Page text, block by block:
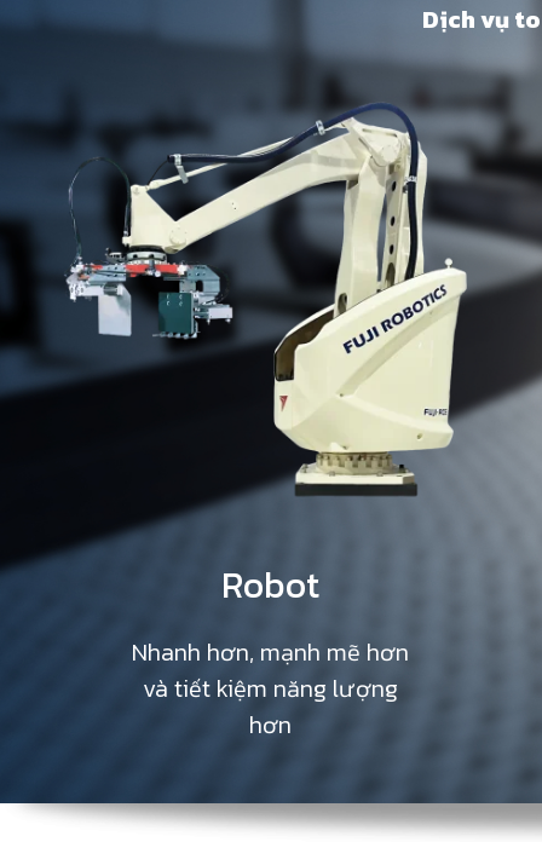
Dịch vụ
Robot
Nhanh hơn, mạnh mẽ hơn
và tiết kiệm năng lượng
hơn